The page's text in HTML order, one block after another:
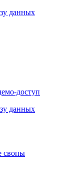
данных
доступ
данных
свопы